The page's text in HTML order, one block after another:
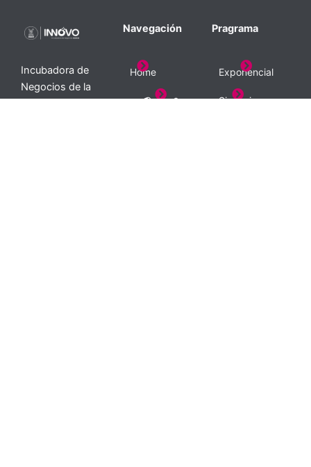
Incubadora de
Negocios de la
Navegación
Home
¿Quienes Somos?
Pragrama
Exponencial
Sinapsis